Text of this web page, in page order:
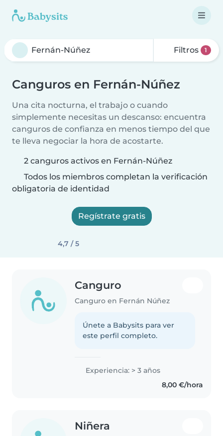
Filtros 1
Canguros en Fernán-Núñez
Una cita nocturna, el trabajo o cuando
simplemente necesitas un descanso: encuentra
canguros de confianza en menos tiempo del que
te lleva negociar la hora de acostarte.
2 canguros activos en Fernán-Núñez
Todos los miembros completan la verificación
obligatoria de identidad
Regístrate gratis
4,7 / 5
Canguro
Canguro en Fernán Núñez
Únete a Babysits para ver
este perfil completo.
Experiencia: > 3 años
8,00 €/hora
Niñera